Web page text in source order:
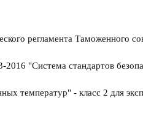
регламента Таможенного
"Система стандартов
температур" - класс 2 для